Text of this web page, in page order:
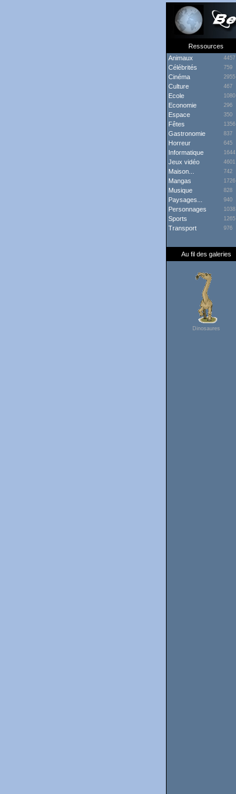
Ressources
Animaux
4457
Célébrités 759
Cinéma 2955
Culture 467
Ecole 1080
Economie 296
Espace 350
Fêtes 1356
Gastronomie 837
Horreur 645
Informatique 1644
Jeux vidéo 4601
Maison... 742
Mangas 1726
Musique 828
Paysages... 940
Personnages 1038
Sports 1265
Transport 976
Au fil des galeries
Dinosaures